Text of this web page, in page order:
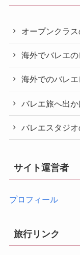
オープンクラ
海外でバレエ
海外でのバレ
バレエ旅へ出
バレエスタジ
サイト運営者
プロフィール
旅行リンク